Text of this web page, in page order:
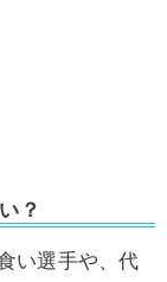
？
い選手や、代